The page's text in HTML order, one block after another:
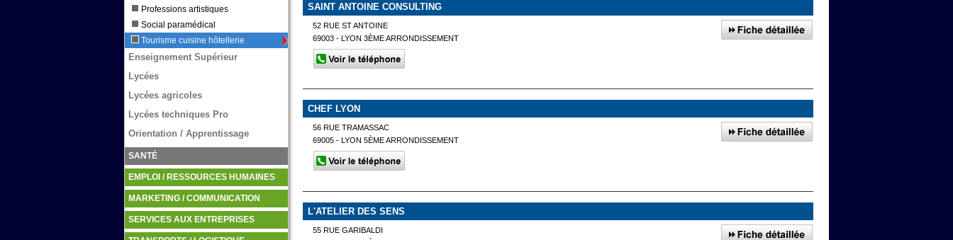
Professions artistiques
Social paramédical
Tourisme cuisine hôtellerie
Enseignement Supérieur
Lycées
Lycées agricoles
Lycées techniques Pro
Orientation / Apprentissage
SANTÉ
EMPLOI / RESSOURCES HUMAINES
MARKETING / COMMUNICATION
SERVICES AUX ENTREPRISES
SAINT ANTOINE CONSULTING
52 RUE ST ANTOINE
69003 - LYON 3ÈME ARRONDISSEMENT
CHEF LYON
56 RUE TRAMASSAC
69005 - LYON 5ÈME ARRONDISSEMENT
L'ATELIER DES SENS
55 RUE GARIBALDI